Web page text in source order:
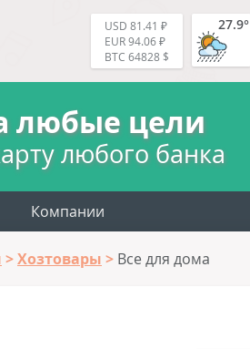
USD 81.41 ₽
EUR 94.06 ₽
BTC 64828 $
27.9°
любые цели
любого банка
Компании
Хозтовары Все для дома